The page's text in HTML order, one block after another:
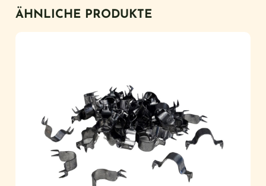
ÄHNLICHE PRODUKTE